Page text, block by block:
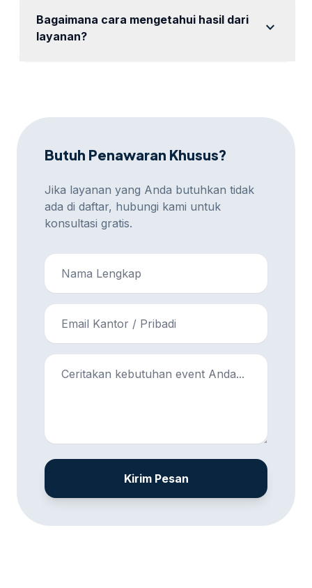
Bagaimana cara mengetahui hasil dari
layanan?
expand_more
Butuh Penawaran Khusus?
Jika layanan yang Anda butuhkan tidak
ada di daftar, hubungi kami untuk
konsultasi gratis.
Kirim Pesan